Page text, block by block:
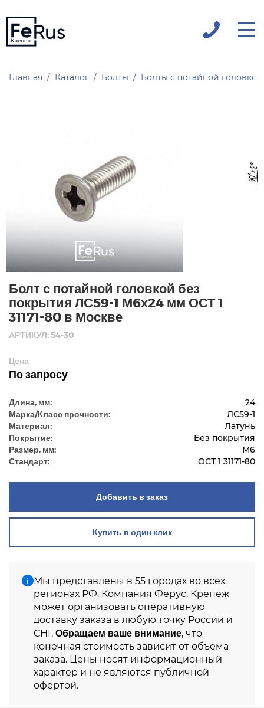
Главная Каталог Болты Болты с потайной головкой
Болт с потайной головкой без
покрытия ЛС59-1 М6х24 мм ОСТ 1
31171-80 в Москве
АРТИКУЛ: 54-30
Цена
По запросу
Длина, мм: 24
Марка/Класс прочности: ЛС59-1
Материал: Латунь
Покрытие: Без покрытия
Размер, мм: М6
Стандарт: ОСТ 1 31171-80
Добавить в заказ
Купить в один клик
Мы представлены в 55 городах во всех
регионах РФ. Компания Ферус. Крепеж
может организовать оперативную
доставку заказа в любую точку России и
СНГ. Обращаем ваше внимание, что
конечная стоимость зависит от объема
заказа. Цены носят информационный
характер и не являются публичной
офертой.